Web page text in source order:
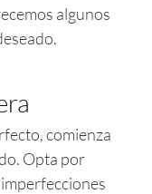
algunos
comienza
Opta por